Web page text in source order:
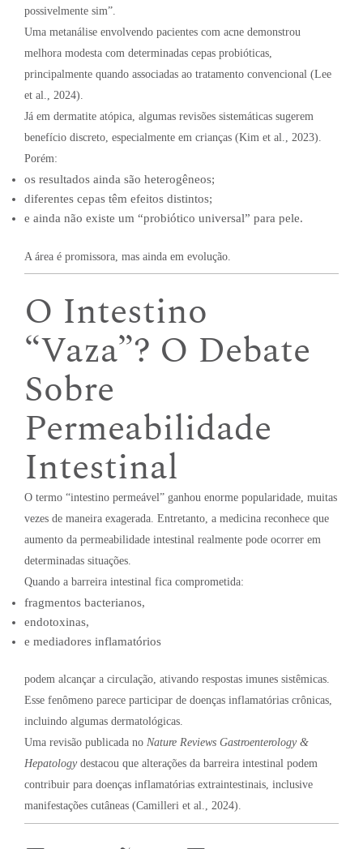
possivelmente sim”.
Uma metanálise envolvendo pacientes com acne demonstrou
melhora modesta com determinadas cepas probióticas,
principalmente quando associadas ao tratamento convencional (Lee
et al., 2024).
Já em dermatite atópica, algumas revisões sistemáticas sugerem
benefício discreto, especialmente em crianças (Kim et al., 2023).
Porém:
os resultados ainda são heterogêneos;
diferentes cepas têm efeitos distintos;
e ainda não existe um “probiótico universal” para pele.
A área é promissora, mas ainda em evolução.
O Intestino
“Vaza”? O Debate
Sobre
Permeabilidade
Intestinal
O termo “intestino permeável” ganhou enorme popularidade, muitas
vezes de maneira exagerada. Entretanto, a medicina reconhece que
aumento da permeabilidade intestinal realmente pode ocorrer em
determinadas situações.
Quando a barreira intestinal fica comprometida:
fragmentos bacterianos,
endotoxinas,
e mediadores inflamatórios
podem alcançar a circulação, ativando respostas imunes sistêmicas.
Esse fenômeno parece participar de doenças inflamatórias crônicas,
incluindo algumas dermatológicas.
Uma revisão publicada no Nature Reviews Gastroenterology &
Hepatologydestacou que alterações da barreira intestinal podem
contribuir para doenças inflamatórias extraintestinais, inclusive
manifestações cutâneas (Camilleri et al., 2024).